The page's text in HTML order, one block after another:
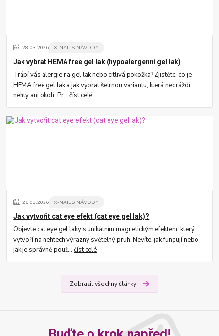
28.03.2026 X-NAILS NÁVODY
Jak vybrat HEMA free gel lak (hypoalergenní gel lak)
Trápí vás alergie na gel lak nebo citlivá pokožka? Zjistěte, co je
HEMA free gel lak a jak vybrat šetrnou variantu, která nedráždí
nehty ani okolí. Pr...číst celé
26.03.2026 X-NAILS NÁVODY
Jak vytvořit cat eye efekt (cat eye gel lak)?
Objevte cat eye gel laky s unikátním magnetickým efektem, který
vytvoří na nehtech výrazný světelný pruh. Nevíte, jak fungují nebo
jak je správně použ...číst celé
Zobrazit všechny články